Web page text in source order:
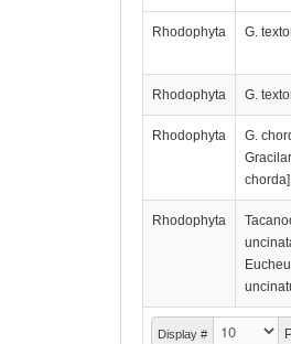
Display #
Rhodophyta G.
Rhodophyta G.
Rhodophyta
G.
chorda]
Rhodophyta